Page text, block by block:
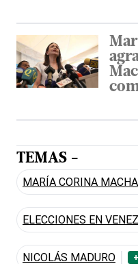
TEMAS -
MARÍA CORINA
ELECCIONES EN
NICOLÁS MADURO +